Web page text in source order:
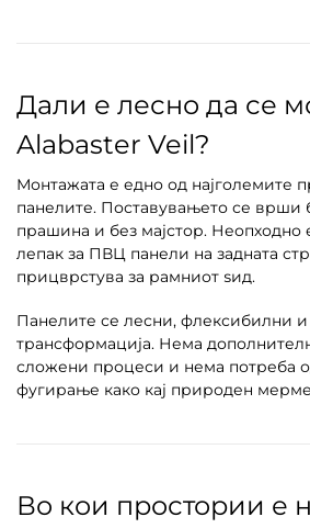
Дали е лесно да се
Alabaster Veil?
Монтажата е едно од најголемите
панелите. Поставувањето се врши
прашина и без мајстор. Неопходно
лепак за ПВЦ панели на задната
прицврстува за рамниот ѕид.
Панелите се лесни, флексибилни
трансформација. Нема
сложени процеси и нема потреба
фугирање како кај природен
Во кои простории е